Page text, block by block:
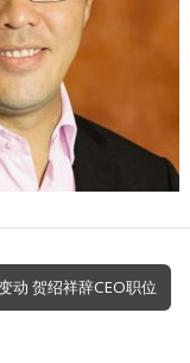
动 贺绍祥辞CEO职位